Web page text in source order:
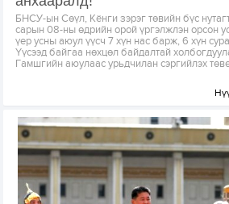
БНСУ-ын Сөүл, Кёнги зэрэг төвийн бүс
сарын 08-ны өдрийн орой үргэлжлэн орсон
үер усны аюул үүсч 7 хүн нас барж, 6 хүн
Үүсээд байгаа нөхцөл байдалтай
Гамшгийн аюулаас урьдчилан сэргийлэх